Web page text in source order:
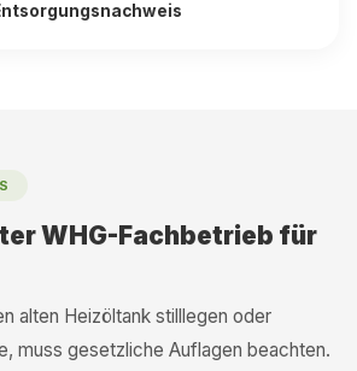
WHG-Fachbetrieb für
alten Heizöltank stilllegen oder
muss gesetzliche Auflagen beachten.